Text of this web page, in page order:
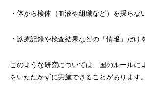
・体から検体（血液や組織など）を採らな
・診療記録や検査結果などの「情報」だけ
このような研究については、国のルールに
をいただかずに実施できることがあります。